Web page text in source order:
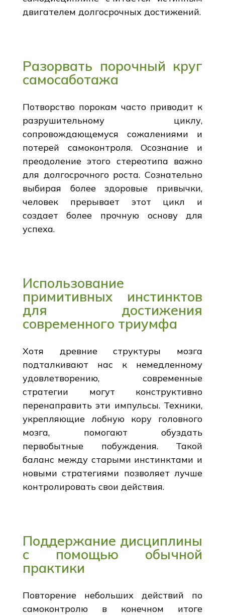
двигателем долгосрочных достижений.
Разорвать порочный круг
самосаботажа
Потворство порокам часто приводит к
разрушительному циклу,
сопровождающемуся сожалениями и
потерей самоконтроля. Осознание и
преодоление этого стереотипа важно
для долгосрочного роста. Сознательно
выбирая более здоровые привычки,
человек прерывает этот цикл и
создает более прочную основу для
успеха.
Использование
примитивных инстинктов
для достижения
современного триумфа
Хотя древние структуры мозга
подталкивают нас к немедленному
удовлетворению, современные
стратегии могут конструктивно
перенаправить эти импульсы. Техники,
укрепляющие лобную кору головного
мозга, помогают обуздать
первобытные побуждения. Такой
баланс между старыми инстинктами и
новыми стратегиями позволяет лучше
контролировать свои действия.
Поддержание дисциплины
с помощью обычной
практики
Повторение небольших действий по
самоконтролю в конечном итоге